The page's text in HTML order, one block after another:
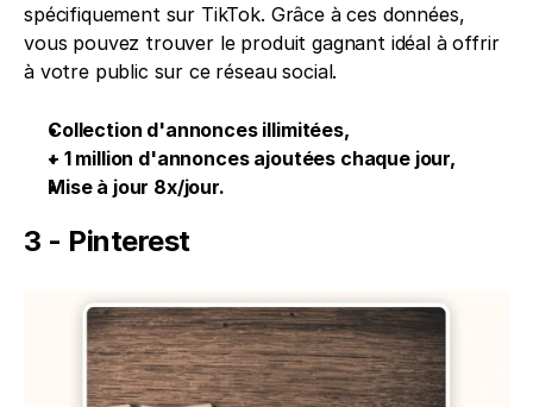
spécifiquement sur TikTok. Grâce à ces données,
vous pouvez trouver le produit gagnant idéal à offrir
à votre public sur ce réseau social.
Collection d'annonces illimitées,
+ 1 million d'annonces ajoutées chaque jour,
Mise à jour 8x/jour.
3 - Pinterest